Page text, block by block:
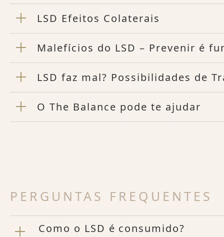
LSD Efeitos Colaterais
Malefícios do LSD – Prevenir é
LSD faz mal? Possibilidades de
O The Balance pode te ajudar
PERGUNTAS FREQUENTES
Como o LSD é consumido?